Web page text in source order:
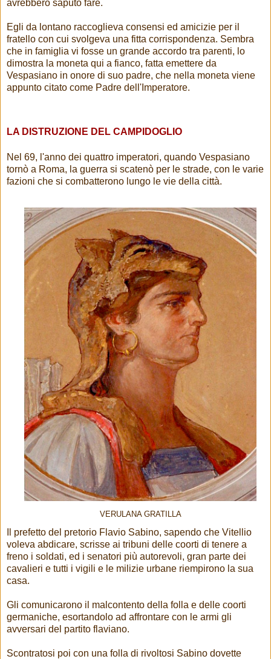
avrebbero saputo fare.
Egli da lontano raccoglieva consensi ed amicizie per il
fratello con cui svolgeva una fitta corrispondenza. Sembra
che in famiglia vi fosse un grande accordo tra parenti, lo
dimostra la moneta qui a fianco, fatta emettere da
Vespasiano in onore di suo padre, che nella moneta viene
appunto citato come Padre dell'Imperatore.
LA DISTRUZIONE DEL CAMPIDOGLIO
Nel 69, l'anno dei quattro imperatori, quando Vespasiano
tornò a Roma, la guerra si scatenò per le strade, con le varie
fazioni che si combatterono lungo le vie della città.
VERULANA GRATILLA
Il prefetto del pretorio Flavio Sabino, sapendo che Vitellio
voleva abdicare, scrisse ai tribuni delle coorti di tenere a
freno i soldati, ed i senatori più autorevoli, gran parte dei
cavalieri e tutti i vigili e le milizie urbane riempirono la sua
casa.
Gli comunicarono il malcontento della folla e delle coorti
germaniche, esortandolo ad affrontare con le armi gli
avversari del partito flaviano.
Scontratosi poi con una folla di rivoltosi Sabino dovette